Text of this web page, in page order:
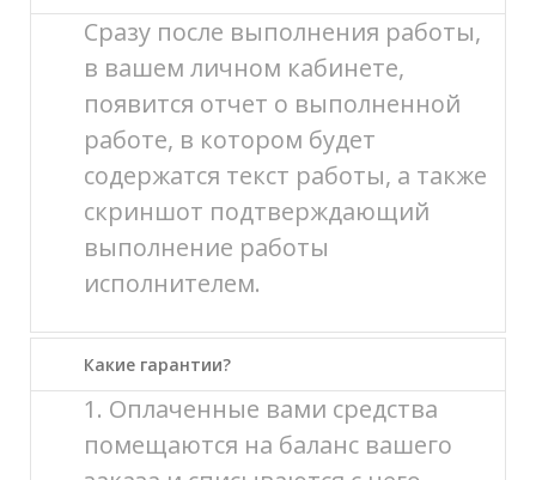
Сразу после выполнения работы,
в вашем личном кабинете,
появится отчет о выполненной
работе, в котором будет
содержатся текст работы, а также
скриншот подтверждающий
выполнение работы
исполнителем.
Какие гарантии?
1. Оплаченные вами средства
помещаются на баланс вашего